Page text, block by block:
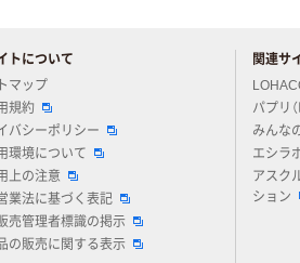
トについて
マップ
規約
バシーポリシー
環境について
上の注意
業法に基づく表記
売管理者標識の掲示
の販売に関する表示
関連サ
パプリ
みんな
エシラ
アスク
ション